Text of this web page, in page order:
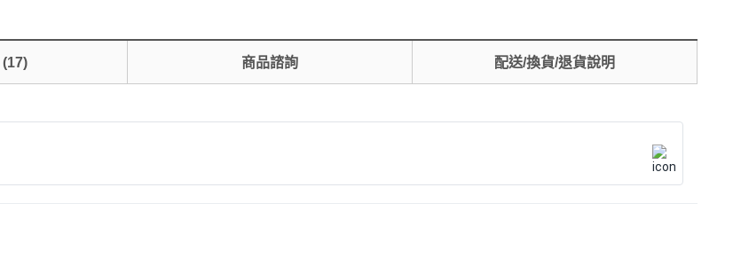
(17) 商品諮詢 配送/換貨/退貨說明